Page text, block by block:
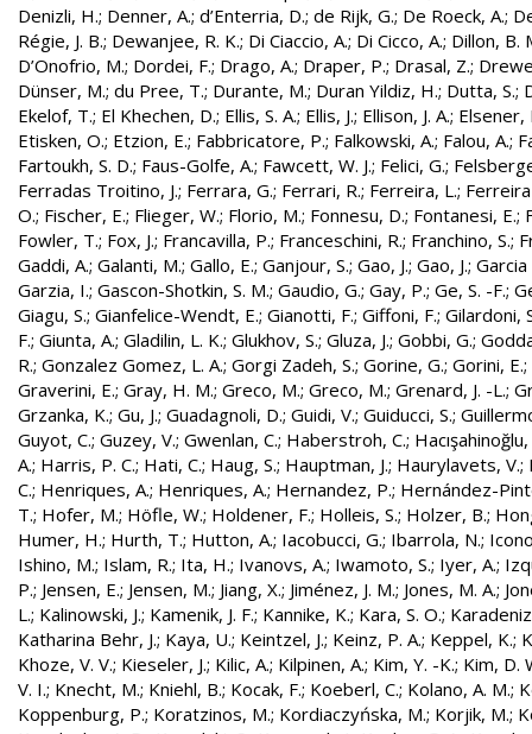
Denizli, H.; Denner, A.; d’Enterria, D.; de Rijk, G.; De Roeck, A.;
Régie, J. B.; Dewanjee, R. K.; Di Ciaccio, A.; Di Cicco, A.; Dillon, B.
D’Onofrio, M.; Dordei, F.; Drago, A.; Draper, P.; Drasal, Z.;
Dünser, M.; du Pree, T.; Durante, M.; Duran Yildiz, H.; Dutta, S.;
Ekelof, T.; El Khechen, D.; Ellis, S. A.; Ellis, J.; Ellison, J. A.; Elsener,
Etisken, O.; Etzion, E.; Fabbricatore, P.; Falkowski, A.; Falou, A.;
Fartoukh, S. D.; Faus-Golfe, A.; Fawcett, W. J.; Felici, G.;
Ferradas Troitino, J.; Ferrara, G.; Ferrari, R.; Ferreira, L.;
O.; Fischer, E.; Flieger, W.; Florio, M.; Fonnesu, D.; Fontanesi, E.;
Fowler, T.; Fox, J.; Francavilla, P.; Franceschini, R.; Franchino, S.;
Gaddi, A.; Galanti, M.; Gallo, E.; Ganjour, S.; Gao, J.; Gao, J.; Garcia
Garzia, I.; Gascon-Shotkin, S. M.; Gaudio, G.; Gay, P.; Ge, S. -F.;
Giagu, S.; Gianfelice-Wendt, E.; Gianotti, F.; Giffoni, F.; Gilardoni,
F.; Giunta, A.; Gladilin, L. K.; Glukhov, S.; Gluza, J.; Gobbi, G.;
R.; Gonzalez Gomez, L. A.; Gorgi Zadeh, S.; Gorine, G.; Gorini, E.;
Graverini, E.; Gray, H. M.; Greco, M.; Greco, M.; Grenard, J. -L.;
Grzanka, K.; Gu, J.; Guadagnoli, D.; Guidi, V.; Guiducci, S.;
Guyot, C.; Guzey, V.; Gwenlan, C.; Haberstroh, C.;
A.; Harris, P. C.; Hati, C.; Haug, S.; Hauptman, J.; Haurylavets, V.;
C.; Henriques, A.; Henriques, A.; Hernandez, P.; Hernández-
T.; Hofer, M.; Höfle, W.; Holdener, F.; Holleis, S.; Holzer, B.;
Humer, H.; Hurth, T.; Hutton, A.; Iacobucci, G.; Ibarrola, N.;
Ishino, M.; Islam, R.; Ita, H.; Ivanovs, A.; Iwamoto, S.; Iyer, A.;
P.; Jensen, E.; Jensen, M.; Jiang, X.; Jiménez, J. M.; Jones, M. A.;
L.; Kalinowski, J.; Kamenik, J. F.; Kannike, K.; Kara, S. O.;
Katharina Behr, J.; Kaya, U.; Keintzel, J.; Keinz, P. A.; Keppel, K.;
Khoze, V. V.; Kieseler, J.; Kilic, A.; Kilpinen, A.; Kim, Y. -K.; Kim, D.
V. I.; Knecht, M.; Kniehl, B.; Kocak, F.; Koeberl, C.; Kolano, A. M.;
Koppenburg, P.; Koratzinos, M.; Kordiaczyńska, M.; Korjik, M.;